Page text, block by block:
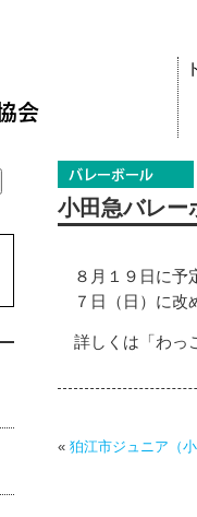
小田急バレー
８月１９日に予
７日（日）に改
詳しくは「わっ
« 狛江市ジュニア（